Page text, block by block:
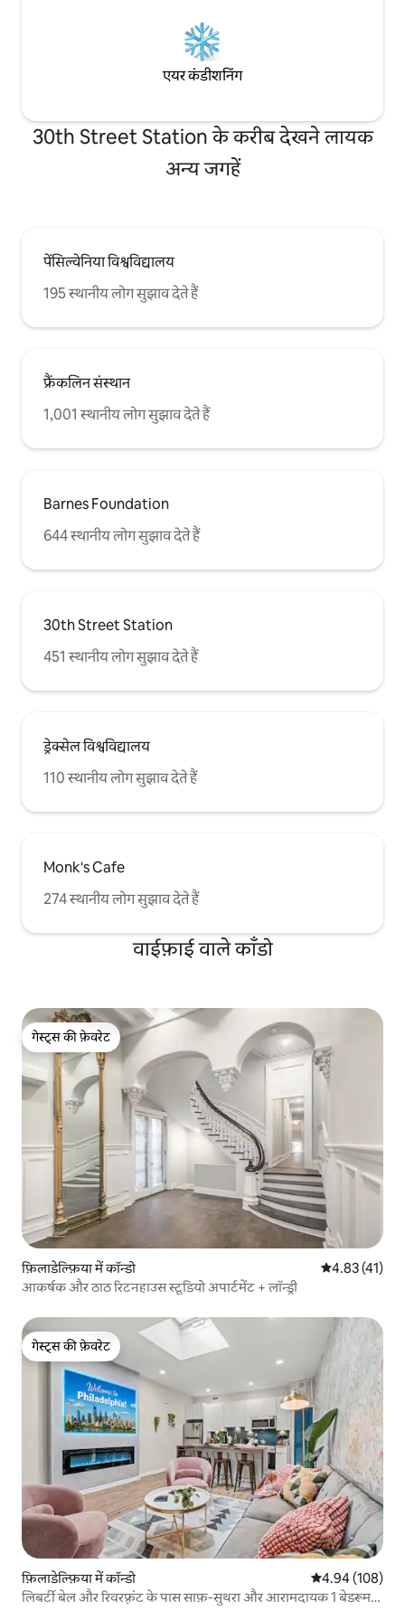
एयर कंडीशनिंग
30th Street Station के करीब देखने लायक
अन्य जगहें
पेंसिल्वेनिया विश्वविद्यालय
195 स्थानीय लोग सुझाव देते हैं
फ्रैंकलिन संस्थान
1,001 स्थानीय लोग सुझाव देते हैं
Barnes Foundation
644 स्थानीय लोग सुझाव देते हैं
30th Street Station
451 स्थानीय लोग सुझाव देते हैं
ड्रेक्सेल विश्वविद्यालय
110 स्थानीय लोग सुझाव देते हैं
Monk's Cafe
274 स्थानीय लोग सुझाव देते हैं
वाईफ़ाई वाले काँडो
गेस्ट्स की फ़ेवरेट
गेस्ट्स की फ़ेवरेट
फ़िलाडेल्फ़िया में कॉन्डो औसत रेटिंग 5 में
4.83 (41)
आकर्षक और ठाठ रिटनहाउस स्टूडियो अपार्टमेंट + लॉन्ड्री
गेस्ट्स की फ़ेवरेट
गेस्ट्स की फ़ेवरेट
फ़िलाडेल्फ़िया में कॉन्डो औसत रेटिंग 5 में से
4.94 (108)
लिबर्टी बेल और रिवरफ़्रंट के पास साफ़-सुथरा और आरामदायक 1 बेडरूम